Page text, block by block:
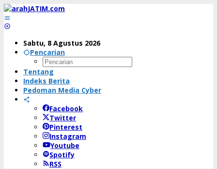
Lewati
ke
konten
Sabtu, 8 Agustus 2026
Pencarian
Tentang
Indeks Berita
Pedoman Media Cyber
Facebook
Twitter
Pinterest
Instagram
Youtube
Spotify
RSS